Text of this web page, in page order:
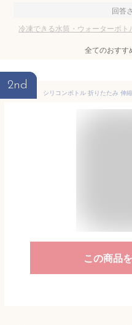
回答
冷凍できる水筒・ウォーターボト
全てのおすす
2nd
この商品